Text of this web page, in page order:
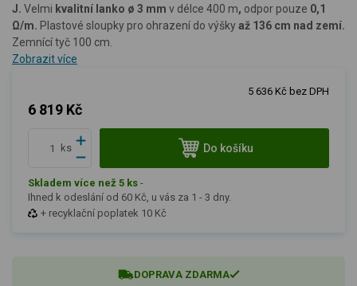
J. Velmi kvalitní lanko ø 3 mm v délce 400 m, odpor pouze 0,1
Ω/m. Plastové sloupky pro ohrazení do výškyaž 136 cm nad zemí.
Zemnící tyč 100 cm.
Zobrazit více
6 819 Kč
5 636 Kč bez DPH
ks Do košíku
+ recyklační poplatek 10 Kč
Skladem více než 5 ks -
Ihned k odeslání od 60 Kč, u vás za 1 - 3 dny.
DOPRAVA ZDARMA